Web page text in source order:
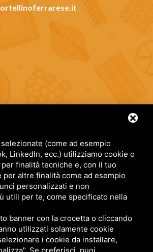
(come ad esempio
LinkedIn, ecc.) utilizziamo cookie o
finalità tecniche e, con il tuo
per altre finalità come ad esempio
personalizzati e non
utili per te, come specificato nella
banner con la crocetta o cliccando
utilizzati solamente cookie
i cookie da installare,